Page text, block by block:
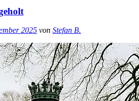
2025 von Stefan B.